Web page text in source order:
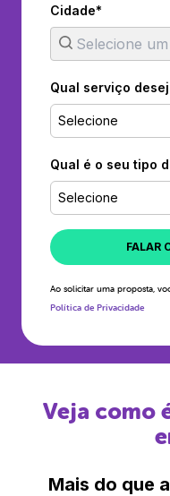
Cidade*
Qual serviço
Selecione
Qual é o seu tipo
Selecione
FALAR
Ao solicitar uma proposta,
Política de Privacidade
Veja como
Mais do que